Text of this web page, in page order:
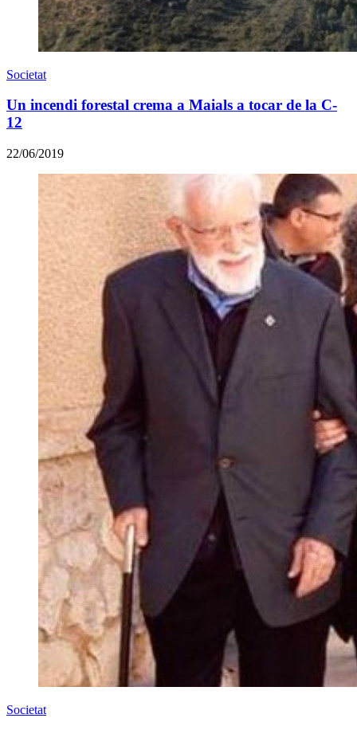
Societat
Un incendi forestal crema a Maials a tocar de la C-
12
22/06/2019
Societat